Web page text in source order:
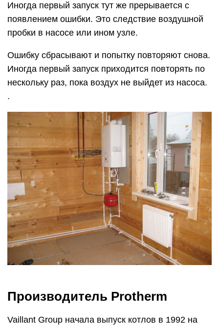
Иногда первый запуск тут же прерывается с
появлением ошибки. Это следствие воздушной
пробки в насосе или ином узле.
Ошибку сбрасывают и попытку повторяют снова.
Иногда первый запуск приходится повторять по
нескольку раз, пока воздух не выйдет из насоса.
.
Производитель Protherm
Vaillant Group начала выпуск котлов в 1992 на